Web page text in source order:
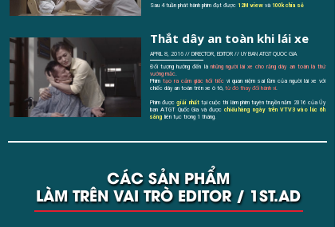
CÁC SẢN PHẨM
LÀM TRÊN VAI TRÒ EDITOR / 1ST.AD
Sau 4 tuần phát hành phim đạt được 12M view và 100k chia sẻ
Đối tượng hướng đến là những người lái xe cho rằng dây an toàn là thứ
vướng mắc.
Phim tạo ra cảm giác hối tiếc vì quan niệm sai lầm của người lái xe với
chiếc dây an toàn trên xe ô tô,từ đó thay đổi hành vi.
Phim đượcgiải nhấttại cuộc thi làm phim tuyên truyền năm 2016 của Ủy
ban ATGT Quốc Gia và được chiếu hàng ngày trên VTV3 vào lúc 6h
sáng liên tục trong 1 tháng.
Thắt dây an toàn khi lái xe
APRIL 8, 2016 // DIRECTOR, EDITOR // UY BAN ATGT QUOC GIA